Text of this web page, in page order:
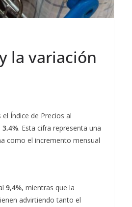
la variación
Índice de Precios al
3,4%. Esta cifra representa una
como el incremento mensual
9,4%, mientras que la
advirtiendo tanto el